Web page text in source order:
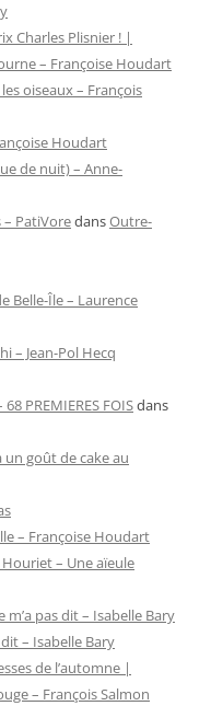
Charles Plisnier ! |
– Françoise Houdart
les oiseaux – François
Houdart
de nuit) – Anne-
PatiVoredansOutre-
Belle-Île – Laurence
– Jean-Pol Hecq
PREMIERES FOISdans
un goût de cake au
– Françoise Houdart
– Une aïeule
m’a pas dit – Isabelle Bary
dit – Isabelle Bary
de l’automne |
– François Salmon